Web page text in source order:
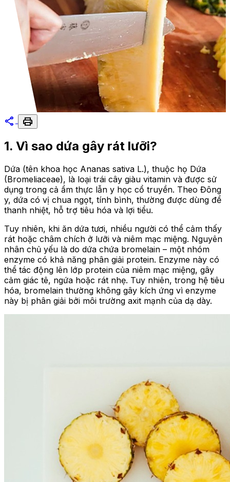
share print
1. Vì sao dứa gây rát lưỡi?
Dứa (tên khoa học Ananas sativa L.), thuộc họ Dứa
(Bromeliaceae), là loại trái cây giàu vitamin và được sử
dụng trong cả ẩm thực lẫn y học cổ truyền. Theo Đông
y, dứa có vị chua ngọt, tính bình, thường được dùng để
thanh nhiệt, hỗ trợ tiêu hóa và lợi tiểu.
Tuy nhiên, khi ăn dứa tươi, nhiều người có thể cảm thấy
rát hoặc châm chích ở lưỡi và niêm mạc miệng. Nguyên
nhân chủ yếu là do dứa chứa bromelain – một nhóm
enzyme có khả năng phân giải protein. Enzyme này có
thể tác động lên lớp protein của niêm mạc miệng, gây
cảm giác tê, ngứa hoặc rát nhẹ. Tuy nhiên, trong hệ tiêu
hóa, bromelain thường không gây kích ứng vì enzyme
này bị phân giải bởi môi trường axit mạnh của dạ dày.